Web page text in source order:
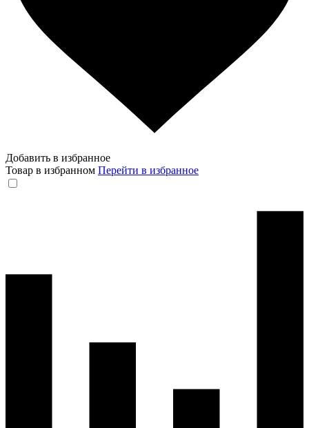
Добавить в избранное
Товар в избранном Перейти в избранное